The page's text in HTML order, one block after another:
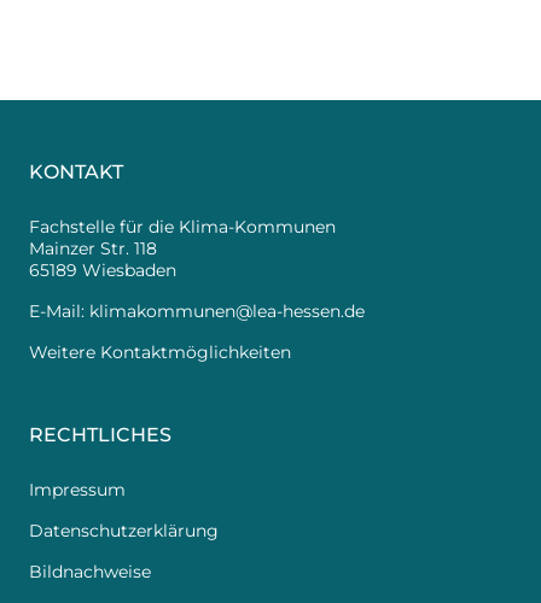
KONTAKT
Fachstelle für die Klima-Kommunen
Mainzer Str. 118
65189 Wiesbaden
E-Mail: klimakommunen@lea-hessen.de
Weitere Kontaktmöglichkeiten
RECHTLICHES
Impressum
Datenschutzerklärung
Bildnachweise